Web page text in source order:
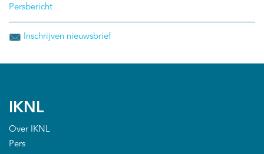
Persbericht
Inschrijven nieuwsbrief
IKNL
Over IKNL
Pers